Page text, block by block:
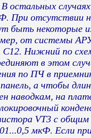
остальных
При отсутствии
быть некоторые
от системы
С12. Нижний по
в этом
по ПЧ в
а чтобы
наводкам, на
VT3 с общим
мкФ. Если